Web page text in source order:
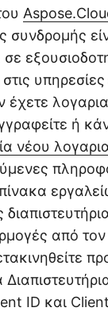
συνδρομής
σε
έχετε
ή
νέου
από τον
ID και